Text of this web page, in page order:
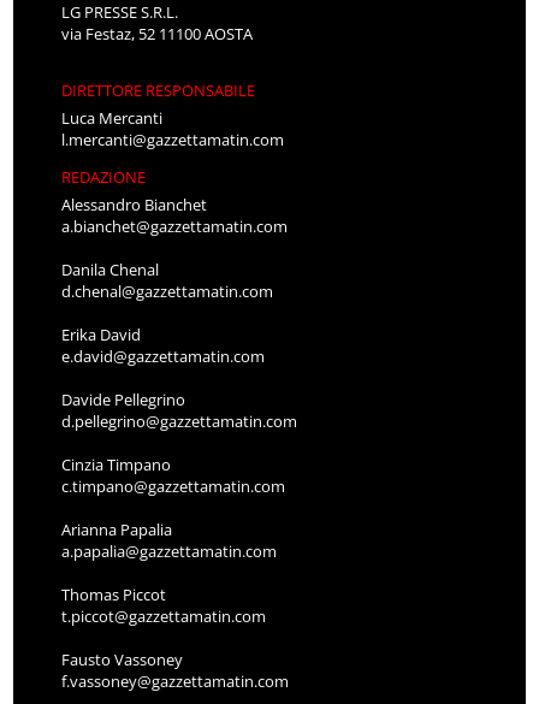
LG PRESSE S.R.L.
via Festaz, 52 11100 AOSTA
DIRETTORE RESPONSABILE
Luca Mercanti
l.mercanti@gazzettamatin.com
REDAZIONE
Alessandro Bianchet
a.bianchet@gazzettamatin.com
Danila Chenal
d.chenal@gazzettamatin.com
Erika David
e.david@gazzettamatin.com
Davide Pellegrino
d.pellegrino@gazzettamatin.com
Cinzia Timpano
c.timpano@gazzettamatin.com
Arianna Papalia
a.papalia@gazzettamatin.com
Thomas Piccot
t.piccot@gazzettamatin.com
Fausto Vassoney
f.vassoney@gazzettamatin.com